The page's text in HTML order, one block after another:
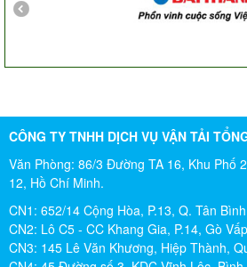
CÔNG TY TNHH DỊCH VỤ VẬN TẢI
Văn Phòng: 86/3 Đường TA 16, Khu Phố
12, Hồ Chí Minh.
CN1: 652/14 Cộng Hòa, P.13, Q. Tân
CN2: Lô C5 - CC Khang Gia, P.14, Gò
CN3: 145 Lê Văn Khương, Hiệp Thành,